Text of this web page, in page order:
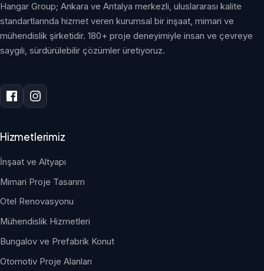
Hangar Group; Ankara ve Antalya merkezli, uluslararası kalite
standartlarında hizmet veren kurumsal bir inşaat, mimari ve
mühendislik şirketidir. 180+ proje deneyimiyle insan ve çevreye
saygılı, sürdürülebilir çözümler üretiyoruz.
Hizmetlerimiz
İnşaat ve Altyapı
Mimari Proje Tasarım
Otel Renovasyonu
Mühendislik Hizmetleri
Bungalov ve Prefabrik Konut
Otomotiv Proje Alanları